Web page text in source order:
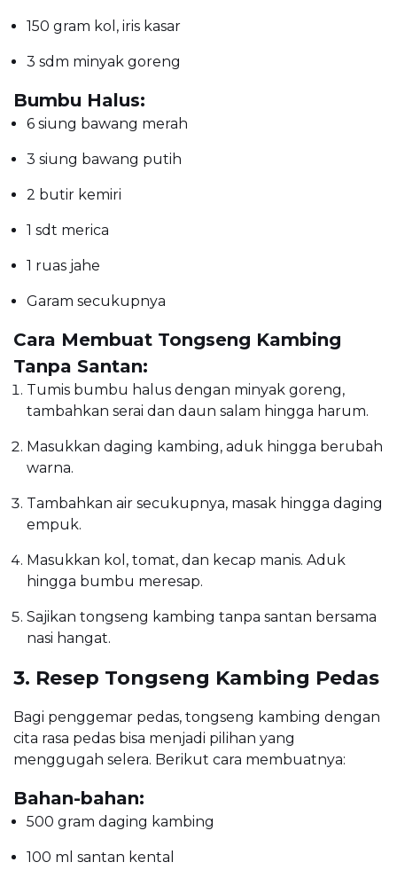
150 gram kol, iris kasar
3 sdm minyak goreng
Bumbu Halus:
6 siung bawang merah
3 siung bawang putih
2 butir kemiri
1 sdt merica
1 ruas jahe
Garam secukupnya
Cara Membuat Tongseng Kambing
Tanpa Santan:
Tumis bumbu halus dengan minyak goreng,
tambahkan serai dan daun salam hingga harum.
Masukkan daging kambing, aduk hingga berubah
warna.
Tambahkan air secukupnya, masak hingga daging
empuk.
Masukkan kol, tomat, dan kecap manis. Aduk
hingga bumbu meresap.
Sajikan tongseng kambing tanpa santan bersama
nasi hangat.
3. Resep Tongseng Kambing Pedas
Bagi penggemar pedas, tongseng kambing dengan
cita rasa pedas bisa menjadi pilihan yang
menggugah selera. Berikut cara membuatnya:
Bahan-bahan:
500 gram daging kambing
100 ml santan kental